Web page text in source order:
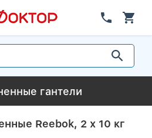
гантели
Reebok, 2 х 10 кг